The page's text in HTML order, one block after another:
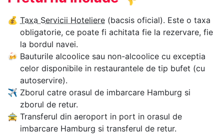
💰 Taxa Servicii Hoteliere (bacsis oficial). Este o taxa
obligatorie, ce poate fi achitata fie la rezervare, fie
la bordul navei.
🍻 Bauturile alcoolice sau non-alcoolice cu exceptia
celor disponibile in restaurantele de tip bufet (cu
autoservire).
✈ Zborul catre orasul de imbarcare Hamburg si
zborul de retur.
🚖 Transferul din aeroport in port in orasul de
imbarcare Hamburg si transferul de retur.